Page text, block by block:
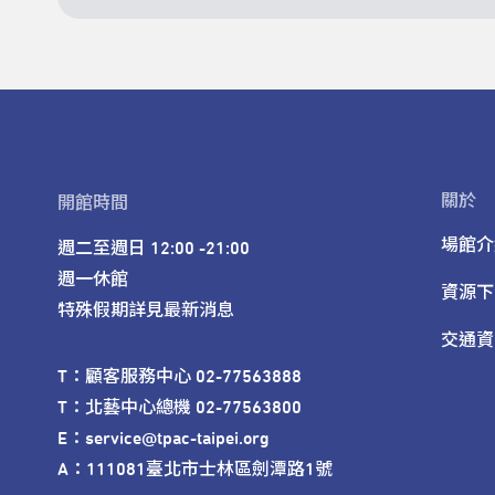
開館時間
週二至週日 12:00 -21:00
週一休館
特殊假期詳見最新消息
T：顧客服務中心 02-77563888
T：北藝中心總機 02-77563800
E：service@tpac-taipei.org
A：111081臺北市士林區劍潭路1號
關於
場館
資源
交通